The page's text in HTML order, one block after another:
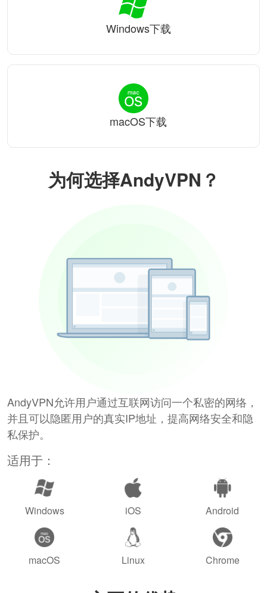
为何选择AndyVPN？
AndyVPN允许用户通过互联网访问一个私密的网络，
并且可以隐匿用户的真实IP地址，提高网络安全和隐
私保护。
适用于：
Windows iOS Android
macOS Linux Chrome
Windows下载
macOS下载